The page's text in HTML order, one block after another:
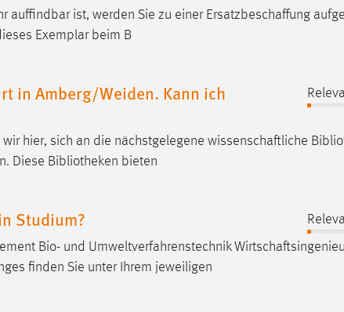
auffindbar ist, werden Sie zu einer Ersatzbeschaffung
Exemplar beim B
in Amberg/Weiden. Kann ich
hier, sich an die nächstgelegene wissenschaftliche
Diese Bibliotheken bieten
Studium?
Bio- und Umweltverfahrenstechnik
finden Sie unter Ihrem jeweiligen